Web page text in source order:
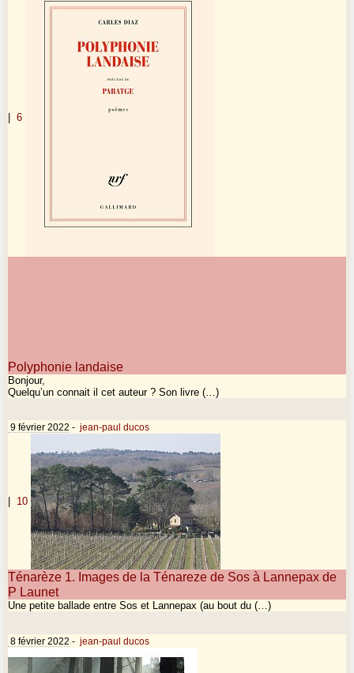
6
Polyphonie landaise
Bonjour,
Quelqu’un connait il cet auteur ? Son livre (…)
9 février 2022 - jean-paul ducos
10
Ténarèze 1. Images de la Ténareze de Sos à Lannepax de
P Launet
Une petite ballade entre Sos et Lannepax (au bout du (…)
8 février 2022 - jean-paul ducos